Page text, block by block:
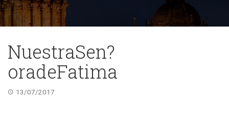
NuestraSen?
oradeFatima
13/07/2017